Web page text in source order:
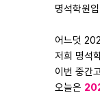
명석학원
어느덧
저희 명석
이번 중간
오늘은